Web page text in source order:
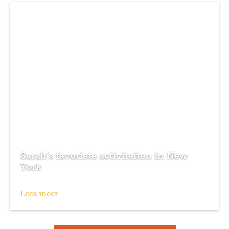
Sarah's favoriete activiteiten in New
York
Lees meer